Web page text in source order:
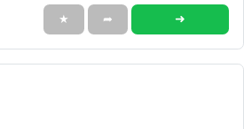
★ ➦ ➜